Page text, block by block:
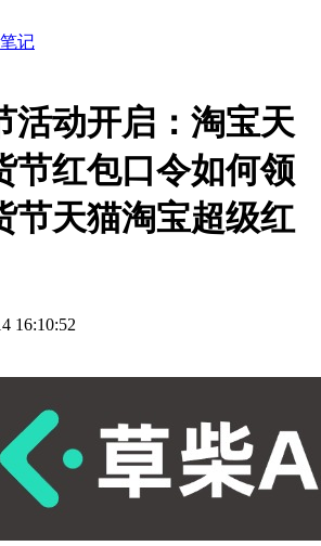
笔记
活动开启：淘宝天
节红包口令如何领
节天猫淘宝超级红
16:10:52